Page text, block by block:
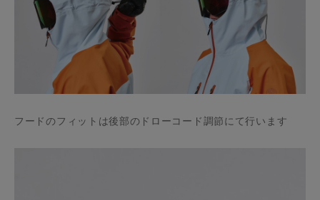
フードのフィットは後部のドローコード調節にて行います